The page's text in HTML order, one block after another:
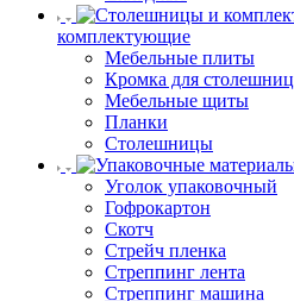
комплектующие
Мебельные плиты
Кромка для столешниц
Мебельные щиты
Планки
Столешницы
Уголок упаковочный
Гофрокартон
Скотч
Стрейч пленка
Стреппинг лента
Стреппинг машина